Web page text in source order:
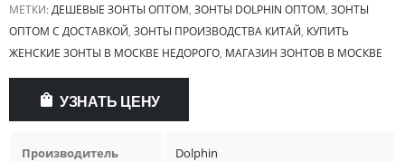
МЕТКИ:ДЕШЕВЫЕ ЗОНТЫ ОПТОМ, ЗОНТЫ DOLPHIN ОПТОМ, ЗОНТЫ
ОПТОМ С ДОСТАВКОЙ, ЗОНТЫ ПРОИЗВОДСТВА КИТАЙ, КУПИТЬ
ЖЕНСКИЕ ЗОНТЫ В МОСКВЕ НЕДОРОГО, МАГАЗИН ЗОНТОВ В МОСКВЕ
УЗНАТЬ ЦЕНУ
Производитель Dolphin